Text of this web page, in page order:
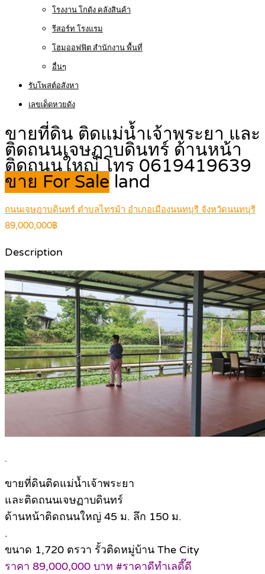
โรงงาน โกดัง คลังสินค้า
รีสอร์ท โรงแรม
โฮมออฟฟิต สำนักงาน พื้นที่
อื่นๆ
รับโพสต์อสังหา
เลขเด็ดหวยดัง
ขายที่ดิน ติดแม่น้ำเจ้าพระยา และ
ติดถนนเจษฏาบดินทร์ ด้านหน้า
ติดถนนใหญ่ โทร 0619419639
ขาย For Sale land
ถนนเจษฎาบดินทร์ ตำบลไทรม้า อำเภอเมืองนนทบุรี จังหวัดนนทบุรี
89,000,000฿
Description
.
ขายที่ดินติดแม่น้ำเจ้าพระยา
และติดถนนเจษฏาบดินทร์
ด้านหน้าติดถนนใหญ่ 45 ม. ลึก 150 ม.
.
ขนาด 1,720 ตรวา รั้วติดหมู่บ้าน The City
ราคา 89,000,000 บาท #ราคาดีทำเลดี๊ดี